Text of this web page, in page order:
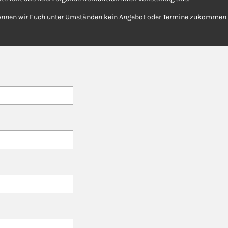
wir Euch unter Umständen kein Angebot oder Termine zukommen